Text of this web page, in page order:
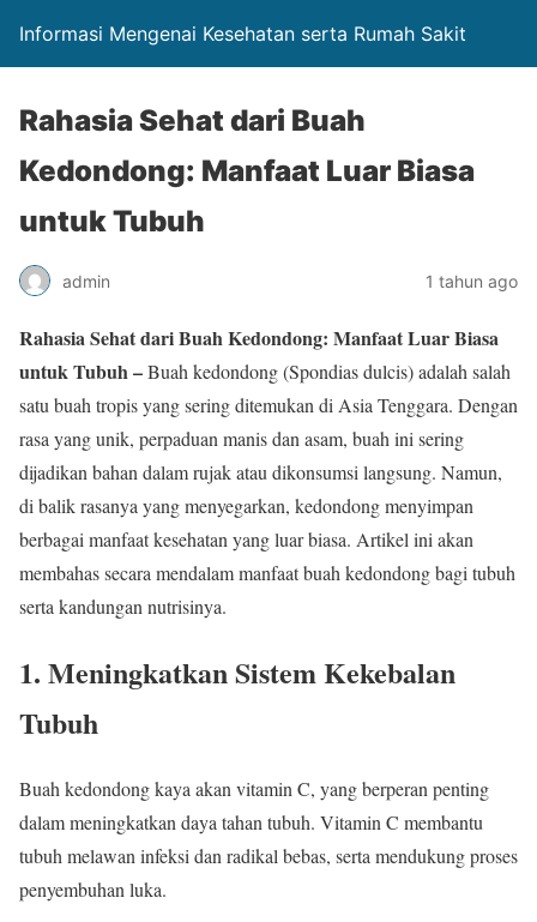
Informasi Mengenai Kesehatan serta Rumah Sakit
Rahasia Sehat dari Buah
Kedondong: Manfaat Luar Biasa
untuk Tubuh
admin 1 tahun ago
Rahasia Sehat dari Buah Kedondong: Manfaat Luar Biasa
untuk Tubuh –Buah kedondong (Spondias dulcis) adalah salah
satu buah tropis yang sering ditemukan di Asia Tenggara. Dengan
rasa yang unik, perpaduan manis dan asam, buah ini sering
dijadikan bahan dalam rujak atau dikonsumsi langsung. Namun,
di balik rasanya yang menyegarkan, kedondong menyimpan
berbagai manfaat kesehatan yang luar biasa. Artikel ini akan
membahas secara mendalam manfaat buah kedondong bagi tubuh
serta kandungan nutrisinya.
1. Meningkatkan Sistem Kekebalan
Tubuh
Buah kedondong kaya akan vitamin C, yang berperan penting
dalam meningkatkan daya tahan tubuh. Vitamin C membantu
tubuh melawan infeksi dan radikal bebas, serta mendukung proses
penyembuhan luka.